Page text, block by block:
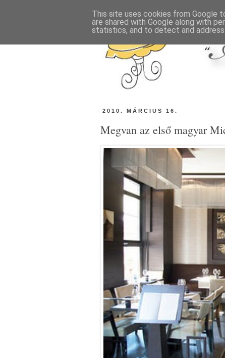
2010. MÁRCIUS 16.
Megvan az első magyar
This site uses cookies from Google
are shared with Google along with
statistics, and to detect and address